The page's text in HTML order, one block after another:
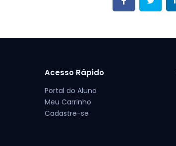
Acesso Rápido
Portal do Aluno
Meu Carrinho
Cadastre-se